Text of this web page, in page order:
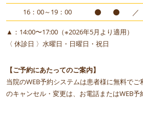
16：00～19：00 ／
▲：14:00〜17:00（※2026年5月より適用）
〈 休診日 〉水曜日・日曜日・祝日
【ご予約にあたってのご案内】
当院のWEB予約システムは患者様に無料で
のキャンセル・変更は、お電話またはWEB予